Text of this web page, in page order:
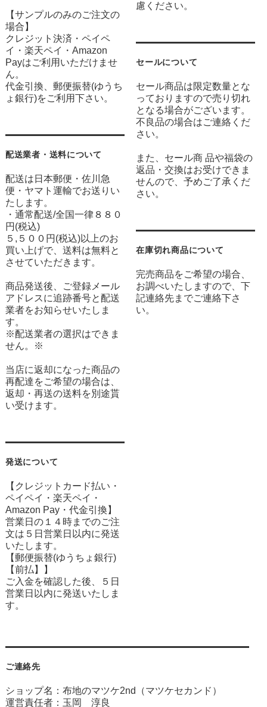
【サンプルのみのご注文の
場合】
クレジット決済・ペイペ
イ・楽天ペイ・Amazon
Payはご利用いただけませ
ん。
代金引換、郵便振替(ゆうち
ょ銀行)をご利用下さい。
配送業者・送料について
配送は日本郵便・佐川急
便・ヤマト運輸でお送りい
たします。
・通常配送/全国一律８８０
円(税込)
５,５００円(税込)以上のお
買い上げで、送料は無料と
させていただきます。
商品発送後、ご登録メール
アドレスに追跡番号と配送
業者をお知らせいたしま
す。
※配送業者の選択はできま
せん。※
当店に返却になった商品の
再配達をご希望の場合は、
返却・再送の送料を別途貰
い受けます。
発送について
【クレジットカード払い・
ペイペイ・楽天ペイ・
Amazon Pay・ 代金引換】
営業日の１４時までのご注
文は５日営業日以内に発送
いたします。
【郵便振替(ゆうちょ銀行)
【前払】】
ご入金を確認した後、５日
営業日以内に発送いたしま
す。
慮ください。
セールについて
セール商品は限定数量とな
っておりますので売り切れ
となる場合がございます。
不良品の場合はご連絡くだ
さい。
また、セール商 品や福袋の
返品・交換はお受けできま
せんので、予めご了承くだ
さい。
在庫切れ商品について
完売商品をご希望の場合、
お調べいたしますので、下
記連絡先までご連絡下さ
い。
ご連絡先
ショップ名：布地のマツケ2nd（マツケセカンド）
運営責任者：玉岡 淳良